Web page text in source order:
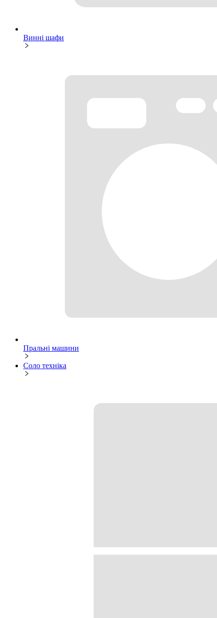
Винні шафи
Пральні машини
Соло техніка